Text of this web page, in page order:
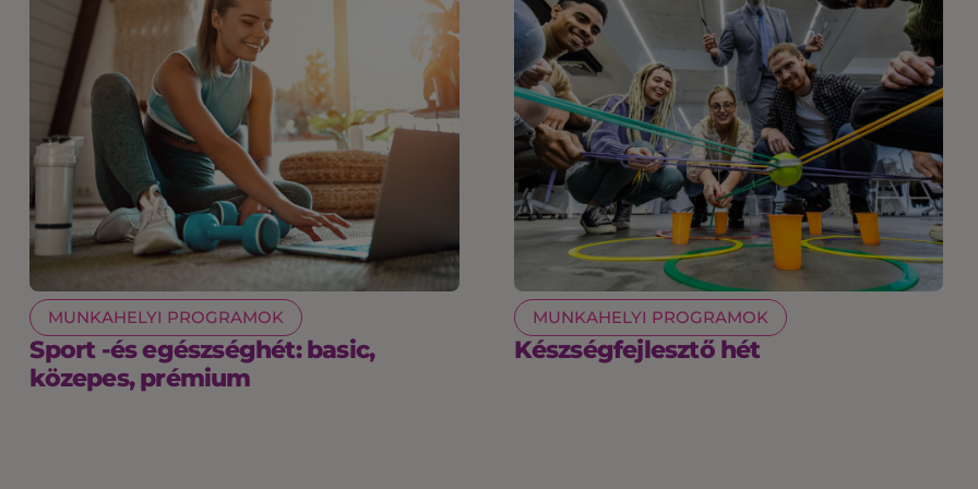
MUNKAHELYI PROGRAMOK
Sport -és egészséghét: basic,
közepes, prémium
MUNKAHELYI PROGRAMOK
Készségfejlesztő hét